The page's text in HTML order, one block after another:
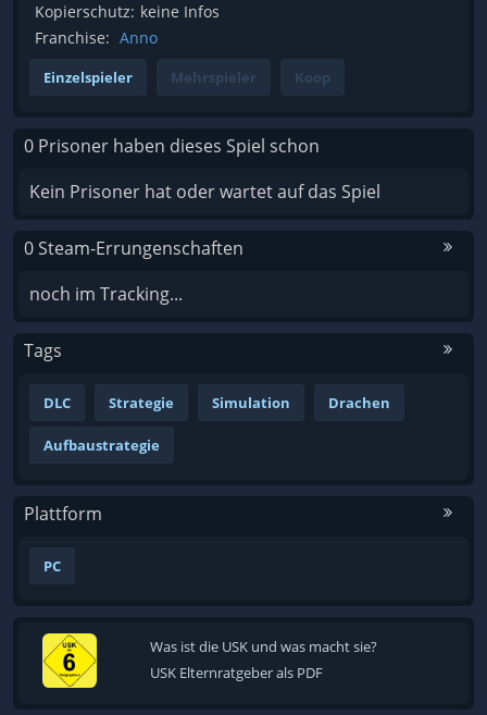
Kopierschutz: keine Infos
Franchise: Anno
Einzelspieler Mehrspieler Koop
0 Prisoner haben dieses Spiel schon
Kein Prisoner hat oder wartet auf das Spiel
0 Steam-Errungenschaften
noch im Tracking...
Tags
DLC Strategie Simulation Drachen
Aufbaustrategie
Plattform
PC
Was ist die USK und was macht sie?
USK Elternratgeber als PDF